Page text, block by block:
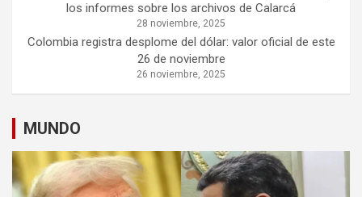
los informes sobre los archivos de Calarcá
28 noviembre, 2025
Colombia registra desplome del dólar: valor oficial de este
26 de noviembre
26 noviembre, 2025
MUNDO